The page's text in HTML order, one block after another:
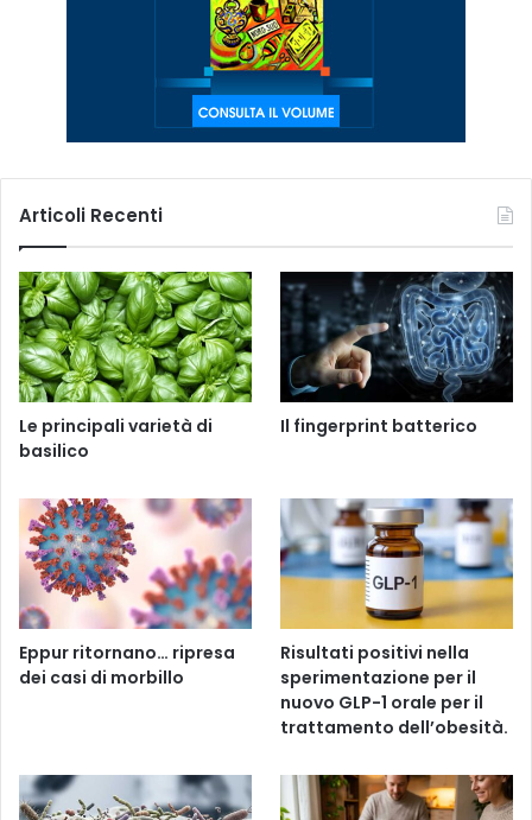
Articoli Recenti
Le principali varietà di
basilico
Il fingerprint batterico
Eppur ritornano… ripresa
dei casi di morbillo
Risultati positivi nella
sperimentazione per il
nuovo GLP-1 orale per il
trattamento dell’obesità.